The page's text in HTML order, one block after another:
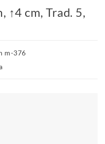
↑4 cm, Trad. 5,
m-376